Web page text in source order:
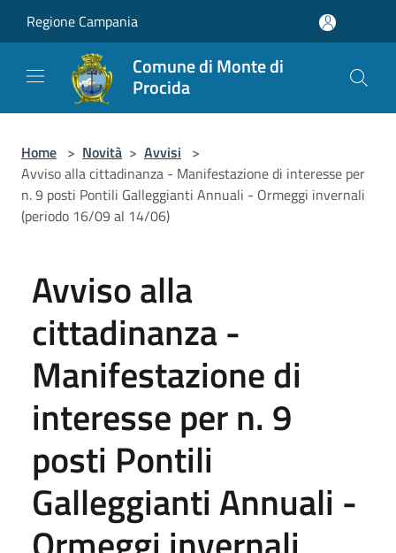
Regione Campania
Comune di Monte di
Procida
Home > Novità > Avvisi >
Avviso alla cittadinanza - Manifestazione di interesse per
n. 9 posti Pontili Galleggianti Annuali - Ormeggi invernali
(periodo 16/09 al 14/06)
Avviso alla
cittadinanza -
Manifestazione di
interesse per n. 9
posti Pontili
Galleggianti Annuali -